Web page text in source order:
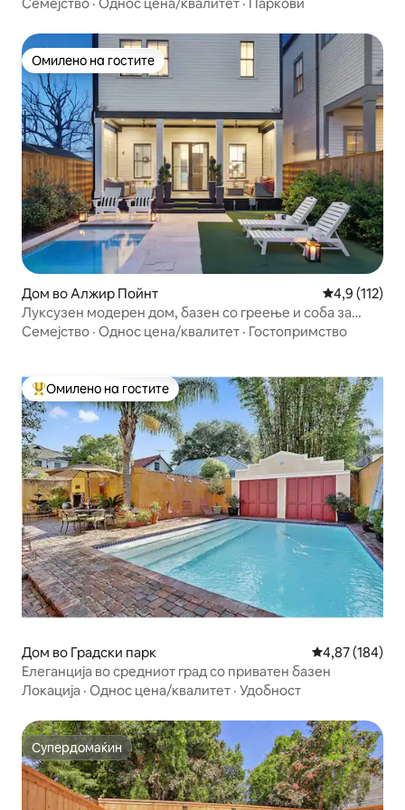
Омилено на гостите
Омилено на гостите
Дом во Алжир Пойнт Просечна
4,9 (112)
Луксузен модерен дом, базен со греење и соба за
игри
Семејство · Однос цена/квалитет · Гостопримство
Меѓу најуспешните „Омилени на гостите“
Омилено на гостите
Дом во Градски парк Просечна
4,87 (184)
Елеганција во средниот град со приватен базен
Локација · Однос цена/квалитет · Удобност
Супердомаќин
Супердомаќин